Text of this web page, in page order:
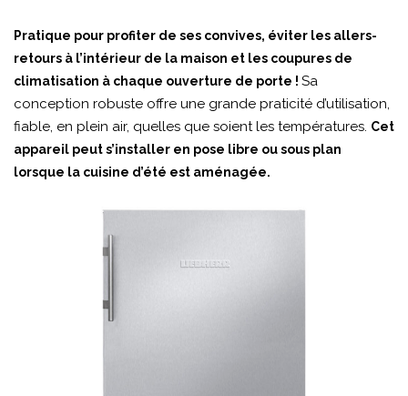
Pratique pour profiter de ses convives, éviter les allers-
retours à l’intérieur de la maison et les coupures de
climatisation à chaque ouverture de porte ! Sa
conception robuste offre une grande praticité d’utilisation,
fiable, en plein air, quelles que soient les températures. Cet
appareil peut s’installer en pose libre ou sous plan
lorsque la cuisine d’été est aménagée.